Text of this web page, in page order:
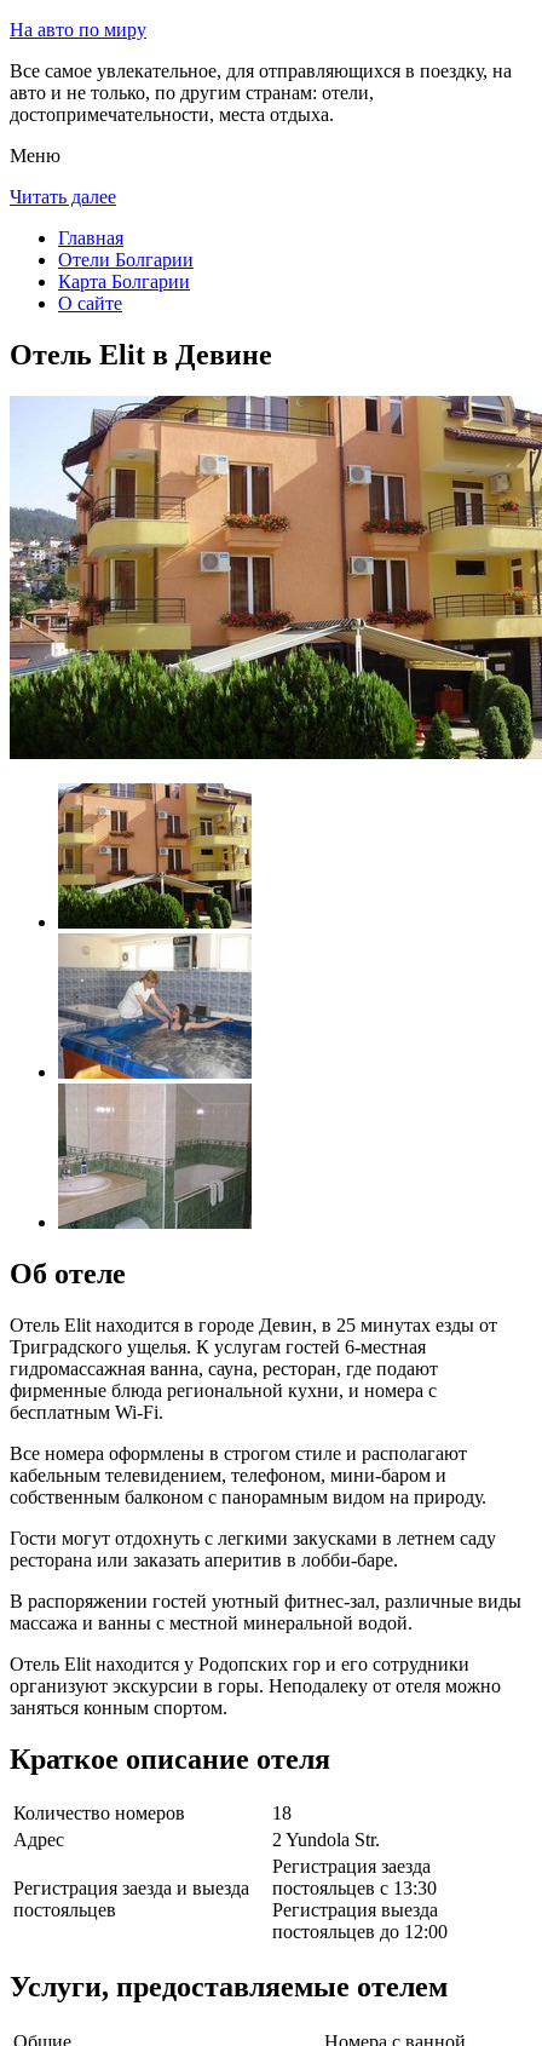
На авто по миру
Все самое увлекательное, для отправляющихся в поездку, на
авто и не только, по другим странам: отели,
достопримечательности, места отдыха.
Меню
Читать далее
Главная
Отели Болгарии
Карта Болгарии
О сайте
Отель Elit в Девине
Об отеле
Отель Elit находится в городе Девин, в 25 минутах езды от
Триградского ущелья. К услугам гостей 6-местная
гидромассажная ванна, сауна, ресторан, где подают
фирменные блюда региональной кухни, и номера с
бесплатным Wi-Fi.
Все номера оформлены в строгом стиле и располагают
кабельным телевидением, телефоном, мини-баром и
собственным балконом с панорамным видом на природу.
Гости могут отдохнуть с легкими закусками в летнем саду
ресторана или заказать аперитив в лобби-баре.
В распоряжении гостей уютный фитнес-зал, различные виды
массажа и ванны с местной минеральной водой.
Отель Elit находится у Родопских гор и его сотрудники
организуют экскурсии в горы. Неподалеку от отеля можно
заняться конным спортом.
Краткое описание отеля
Количество номеров
18
Адрес
2 Yundola Str.
Регистрация заезда и выезда
постояльцев
Регистрация заезда
постояльцев с 13:30
Регистрация выезда
постояльцев до 12:00
Услуги, предоставляемые отелем